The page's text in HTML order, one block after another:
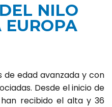
NILO
EUROPA
de edad avanzada y con
Desde el inicio de
recibido el alta y 36